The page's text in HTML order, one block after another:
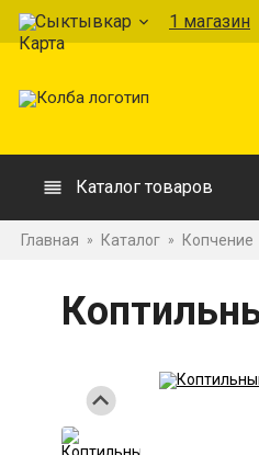
Сыктывкар 1 магазин
Каталог товаров
Главная » Каталог » Копчение